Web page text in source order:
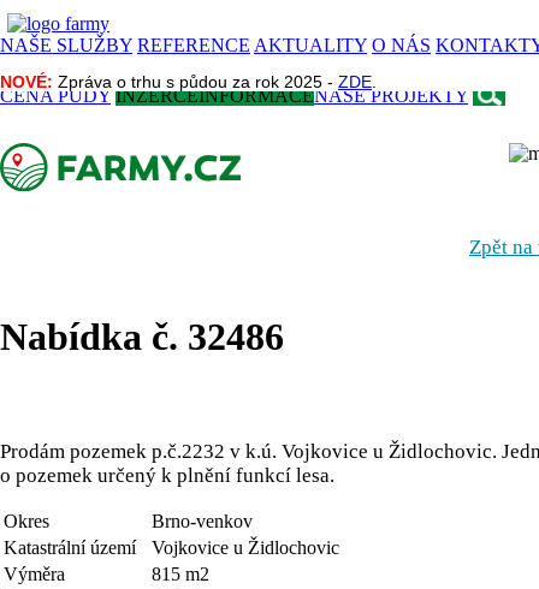
NAŠE SLUŽBY REFERENCE AKTUALITY O NÁS
NOVÉ: Zpráva o trhu s půdou za rok 2025 - ZDE
CENA PŮDY INZERCEINFORMACENAŠE PROJEKTY
NOVÉ: Zpráva o trhu s půdou za rok 2025 - ZDE
Zpět
Nabídka č. 32486
Prodám pozemek p.č.2232 v k.ú. Vojkovice u Židlochovic.
o pozemek určený k plnění funkcí lesa.
Okres
Brno-venkov
Katastrální území
Vojkovice u Židlochovic
Výměra
815 m2